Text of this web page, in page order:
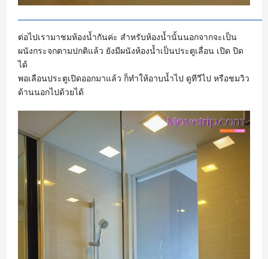
ต่อไปเรามาชมห้องน้ำกันค่ะ สำหรับห้องน้ำนั้นนอกจากจะเป็น
ผนังกระจกตามปกติแล้ว ยังมีผนังห้องน้ำเป็นประตูเลื่อน เปิด ปิด
ได้
พอเลือนประตูเปิดออกมาแล้ว ก็ทำให้อาบน้ำไป ดูทีวีไป หรือชมวิว
ด้านนอกไปด้วยได้